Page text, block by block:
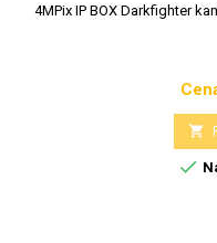
4MPix IP BOX Darkfighter

